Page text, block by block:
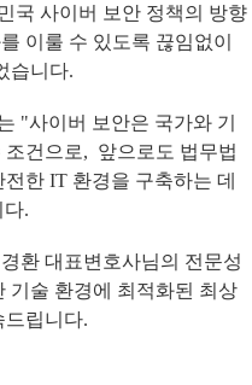
국 사이버 보안 정책의 방향
이룰 수 있도록 끊임없이
습니다.
"사이버 보안은 국가와 기
건으로, 앞으로도 법무법
한 IT 환경을 구축하는 데
.
환 대표변호사님의 전문성
기술 환경에 최적화된 최상
드립니다.